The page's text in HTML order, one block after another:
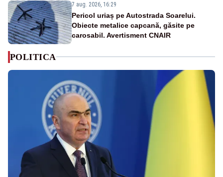
7 aug. 2026, 16:29
Pericol uriaș pe Autostrada Soarelui.
Obiecte metalice capcană, găsite pe
carosabil. Avertisment CNAIR
POLITICA